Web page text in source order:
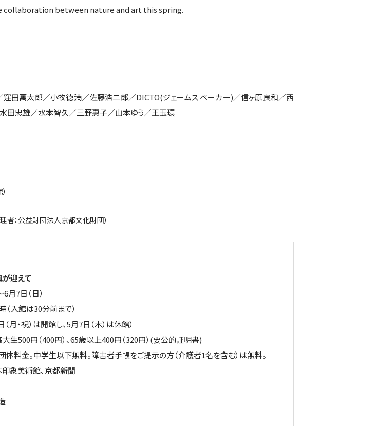
collaboration between nature and art this spring.
田萬太郎／小牧徳満／佐藤浩二郎／DICTO(ジェームス ベーカー)／信ヶ原良和／西
田忠雄／水本智久／三野惠子／山本ゆう／王玉環
者：公益財団法人京都文化財団）
迎えて
7日（日）
入館は30分前まで）
・祝）は開館し、5月7日（木）は休館）
生500円（400円）、65歳以上400円（320円）(要公的証明書)
中学生以下無料。障害者手帳をご提示の方（介護者1名を含む）は無料。
象美術館、京都新聞